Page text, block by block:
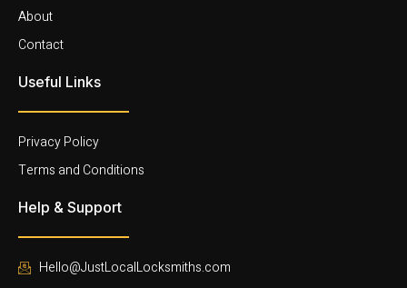
About
Contact
Useful Links
Privacy Policy
Terms and Conditions
Help & Support
Hello@JustLocalLocksmiths.com